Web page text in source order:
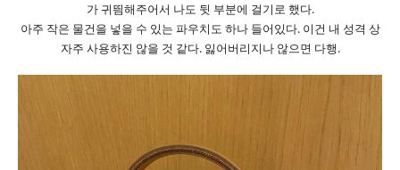
가 귀띔해주어서 나도 뒷 부분에 걸기로 했다.
아주 작은 물건을 넣을 수 있는 파우치도 하나 들어있다. 이건 내 성격 상
자주 사용하진 않을 것 같다. 잃어버리지나 않으면 다행.